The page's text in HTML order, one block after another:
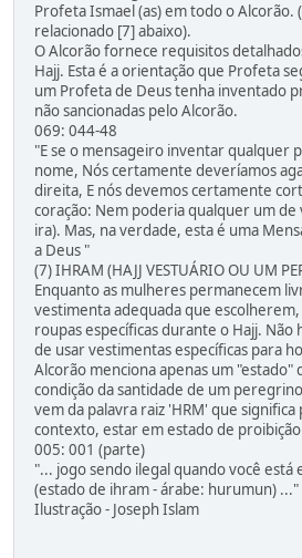
Profeta Ismael (as) em todo o Alcorão.
relacionado [7] abaixo).
O Alcorão fornece requisitos
Hajj. Esta é a orientação que Profeta
um Profeta de Deus tenha inventado
não sancionadas pelo Alcorão.
069: 044-48
"E se o mensageiro inventar qualquer
nome, Nós certamente deveríamos
direita, E nós devemos certamente
coração: Nem poderia qualquer um de
ira). Mas, na verdade, esta é uma
a Deus "
(7) IHRAM (HAJJ VESTUÁRIO OU UM
Enquanto as mulheres permanecem
vestimenta adequada que
roupas específicas durante o Hajj. Não
de usar vestimentas específicas para
Alcorão menciona apenas um "estado"
condição da santidade de um
vem da palavra raiz 'HRM' que
contexto, estar em estado de
005: 001 (parte)
"... jogo sendo ilegal quando você está
(estado de ihram - árabe: hurumun) ..."
Ilustração - Joseph Islam